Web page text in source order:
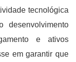
tecnológica
e ativos
em garantir que